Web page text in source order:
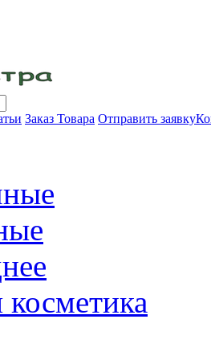
Заказ Товара Отправить заявку